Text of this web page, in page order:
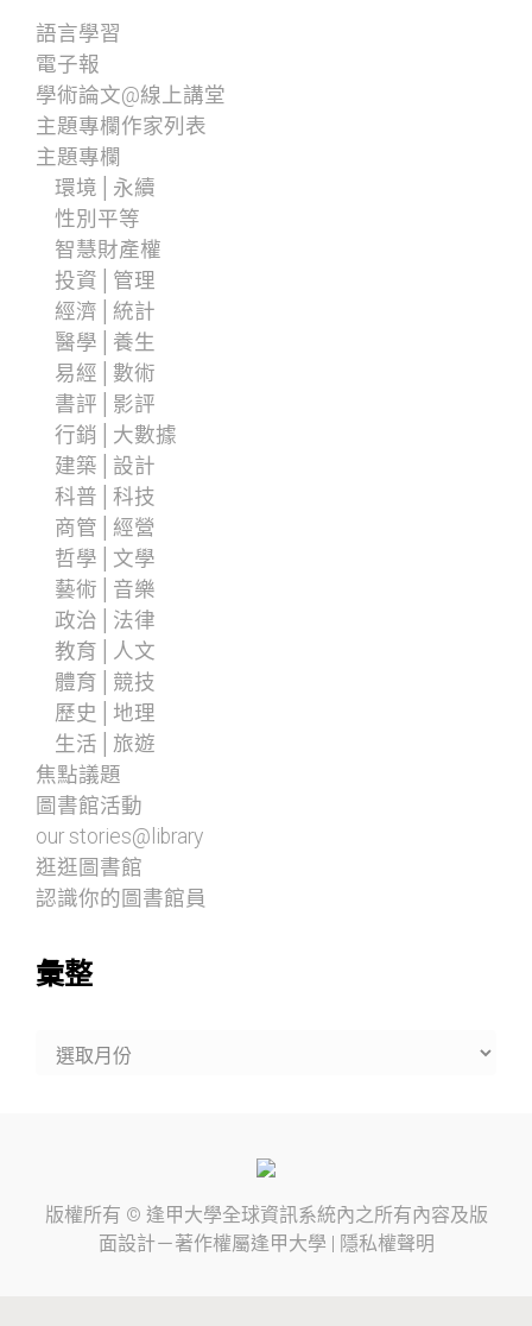
語言學習
電子報
學術論文@線上講堂
主題專欄作家列表
主題專欄
環境│永續
性別平等
智慧財產權
投資│管理
經濟│統計
醫學│養生
易經│數術
書評│影評
行銷│大數據
建築│設計
科普│科技
商管│經營
哲學│文學
藝術│音樂
政治│法律
教育│人文
體育│競技
歷史│地理
生活│旅遊
焦點議題
圖書館活動
our stories@library
逛逛圖書館
認識你的圖書館員
彙整
版權所有 © 逢甲大學全球資訊系統內之所有內容及版
面設計－著作權屬逢甲大學 | 隱私權聲明